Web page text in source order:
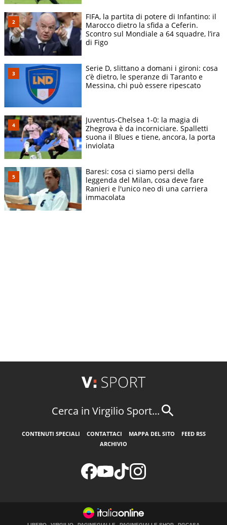
FIFA, la partita di potere di Infantino: il
Marocco dietro la sfida a Ceferin.
Scontro sul Mondiale a 64 squadre, l’ira
di Figo
Serie D, slittano a domani i gironi: cosa
c’è dietro, le speranze di Taranto e
Messina, chi può essere ripescato
Juventus-Chelsea 1-0: la magia di
Zhegrova è da incorniciare. Spalletti
suona il Blues e tiene, ancora, la porta
inviolata
Baresi: cosa ci siamo persi della
leggenda del Milan, cosa deve fare
Ranieri e l'unico neo di una carriera
immacolata
Cerca in Virgilio Sport...
CONTENUTI SPECIALI CONTATTACI MAPPA DEL SITO
FEED RSS
ARCHIVIO